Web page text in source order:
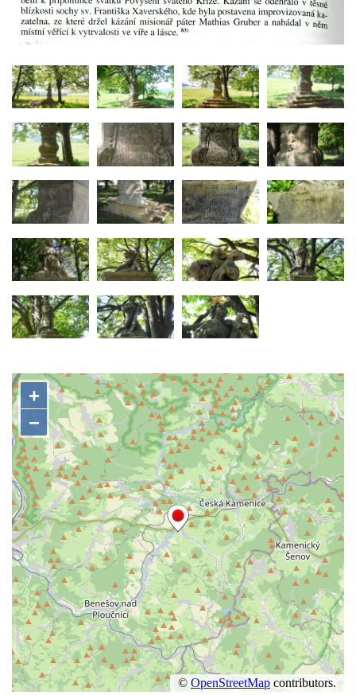
ZOO Dresden
Socha světce severně od Lužce nad
Pamětní kámen revitalizace Vltavy Vraňany
– Hořín u Lužce nad Vltavou
Strom svobody a památník 100 let republiky
a 30. výročí listopadu 1989 v Hrobčicích
Boží muka v parku před domem čp. 17 v
Hrobčicích
Sochy „Klaun a dívenka“ v parku v centru
Hrobčic
Socha svatého Antonína poustevníka v
Mirošovicích
Socha vodníka u požární nádrže v
Mirošovicích
Račicích
Povodňový sloup II. v Dobříni
Povodňový sloup I. v Dobříni
Pamětní kámen vodního díla Josefův Důl
Socha svatého Floriána na domě čp. 3 v
Oparnu
Socha svaté Anny u domu čp. 3 v Oparnu
Lavička Václava Havla v Pardubicích
Lavička Václava Havla v Novém Boru
Lavička Václava Havla v Krásné Lípě
Upoutávka JduHřebenovkou u parkoviště
na Mezní Louce
Kamenný obelisk na vyhlídce u Pravčické
brány